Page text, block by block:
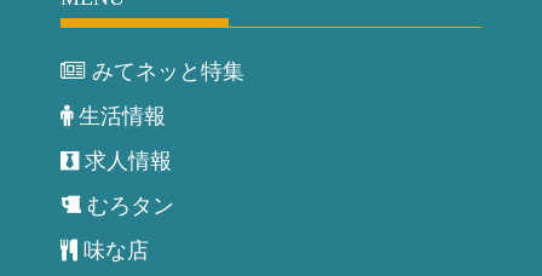
みてネッと特集
生活情報
求人情報
むろタン
味な店